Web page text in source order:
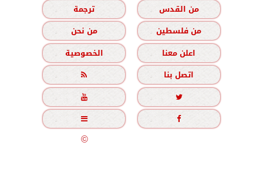
من القدس
ترجمة
من فلسطين
من نحن
اعلن معنا
الخصوصية
اتصل بنا





جميع الحقوق محفوظة©